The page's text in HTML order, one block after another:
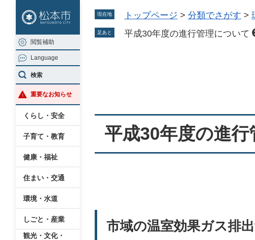
ジ
の
先
頭
で
す
ュ
ー
を
飛
ば
し
閲覧補助
Language
検索
重要なお知らせ
くらし・安全
子育て・教育
健康・福祉
住まい・交通
環境・水道
しごと・産業
観光・文化・
現在地 トップページ > 分類でさがす >
足あと 平成30年度の進行管理について
平成30年度の進
市域の温室効果ガス排